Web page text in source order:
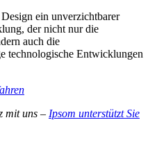
ein unverzichtbarer
der nicht nur die
auch die
technologische Entwicklungen
mit uns – Ipsom unterstützt Sie